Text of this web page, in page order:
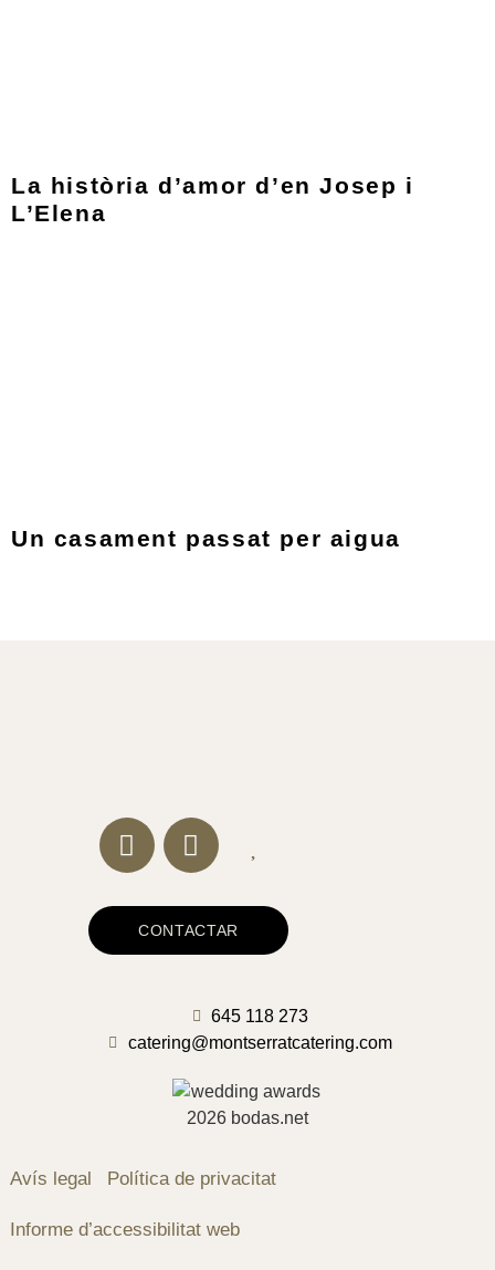
La història d’amor d’en Josep i
L’Elena
Un casament passat per aigua
CONTACTAR
645 118 273
catering@montserratcatering.com
Avís legal Política de privacitat
Informe d’accessibilitat web